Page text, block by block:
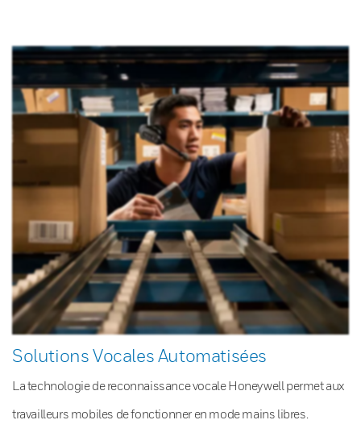
Solutions Vocales Automatisées
La technologie de reconnaissance vocale Honeywell permet aux
travailleurs mobiles de fonctionner en mode mains libres.